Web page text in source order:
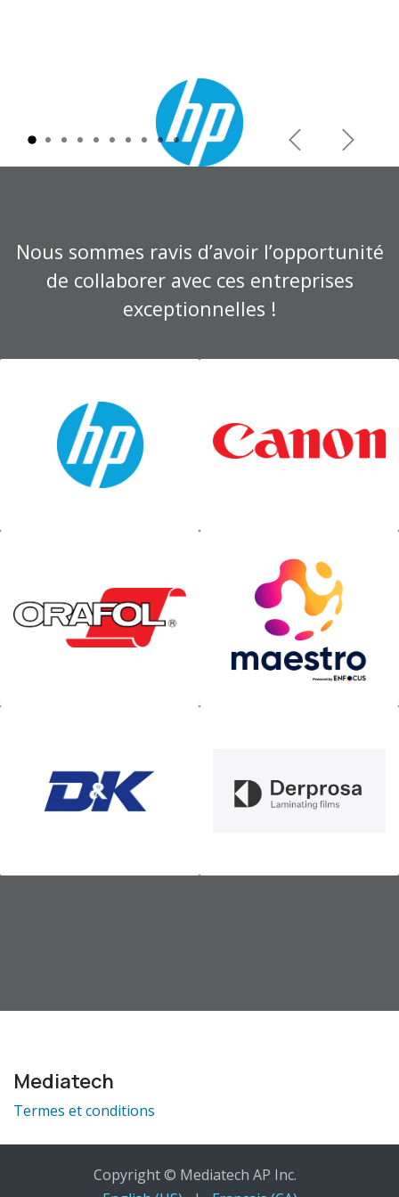
PrécédentSuivant
Nous sommes ravis d’avoir l’opportunité
de collaborer avec ces entreprises
exceptionnelles !
Mediatech
Termes et conditions
Copyright © Mediatech AP Inc.